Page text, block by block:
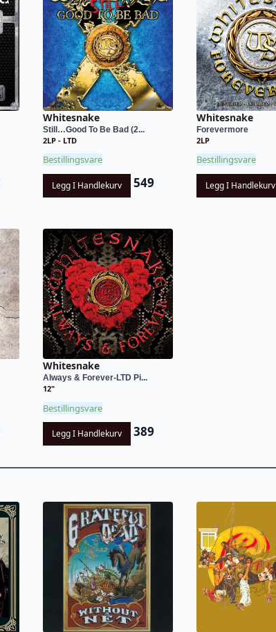
Whitesnake
Still…Good To Be Bad (2...
2LP - LTD
Bestillingsvare
Legg I Handlekurv 549
Whitesnake
Forevermore
2LP
Bestillingsvare
Legg I Handlekurv
Whitesnake
Always & Forever-LTD Pi...
12"
Bestillingsvare
Legg I Handlekurv 389